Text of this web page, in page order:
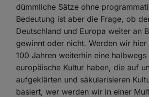
dümmliche Sätze ohne
Bedeutung ist aber die Frage, ob
Deutschland und Europa weiter an
gewinnt oder nicht. Werden wir
100 Jahren weiterhin eine
europäische Kultur haben, die auf
aufgeklärten und säkularisieren
basiert, wer werden wir in einer